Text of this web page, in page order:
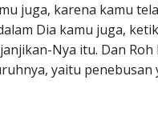
juga, karena kamu
Dia kamu juga,
Nya itu. Dan
yaitu